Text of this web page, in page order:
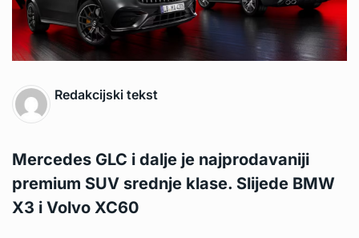
Redakcijski tekst
Mercedes GLC i dalje je najprodavaniji
premium SUV srednje klase. Slijede BMW
X3 i Volvo XC60